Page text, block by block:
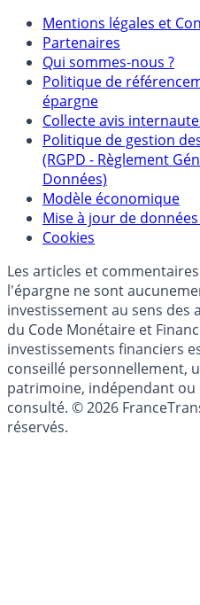
Mentions légales et
Partenaires
Qui sommes-nous ?
Politique de
épargne
Collecte avis
Politique de gestion
(RGPD - Règlement
Données)
Modèle économique
Mise à jour de
Cookies
Les articles et
l'épargne ne sont
investissement au sens des
du Code Monétaire et
investissements financiers
conseillé personnellement,
patrimoine, indépendant
consulté. © 2026
réservés.